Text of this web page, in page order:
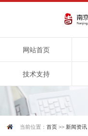
网站首页
技术支持
当前位置：首页 >> 新闻资讯